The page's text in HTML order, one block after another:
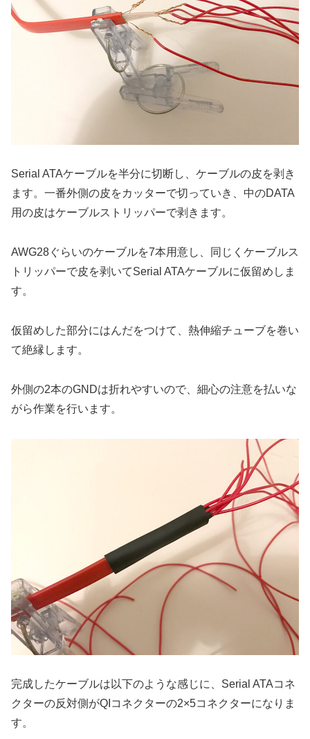
Serial ATAケーブルを半分に切断し、ケーブルの皮を剥き
ます。一番外側の皮をカッターで切っていき、中のDATA
用の皮はケーブルストリッパーで剥きます。
AWG28ぐらいのケーブルを7本用意し、同じくケーブルス
トリッパーで皮を剥いてSerial ATAケーブルに仮留めしま
す。
仮留めした部分にはんだをつけて、熱伸縮チューブを巻い
て絶縁します。
外側の2本のGNDは折れやすいので、細心の注意を払いな
がら作業を行います。
完成したケーブルは以下のような感じに、Serial ATAコネ
クターの反対側がQIコネクターの2×5コネクターになりま
す。